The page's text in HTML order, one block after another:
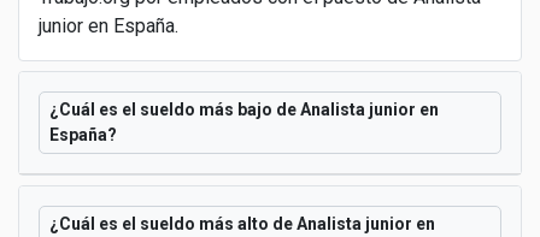
junior en España.
¿Cuál es el sueldo más bajo de Analista junior en
España?
¿Cuál es el sueldo más alto de Analista junior en